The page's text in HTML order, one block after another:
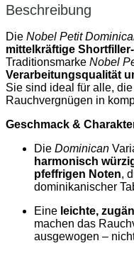
Beschreibung
Die Nobel Petit
mittelkräftige
Traditionsmarke Nobel
Verarbeitungsqualität
Sie sind ideal für alle,
Rauchvergnügen in
Geschmack &
Die Dominican
harmonisch
pfeffrigen Noten,
dominikanischer
Eine leichte,
machen das
ausgewogen –